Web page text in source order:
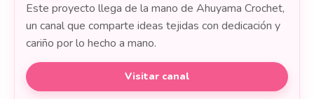
Este proyecto llega de la mano de Ahuyama Crochet,
un canal que comparte ideas tejidas con dedicación y
cariño por lo hecho a mano.
Visitar canal